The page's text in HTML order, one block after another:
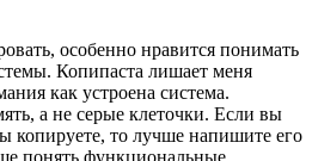
особенно нравится понимать
Копипаста лишает меня
как устроена система.
а не серые клеточки. Если вы
копируете, то лучше напишите его
понять функциональные